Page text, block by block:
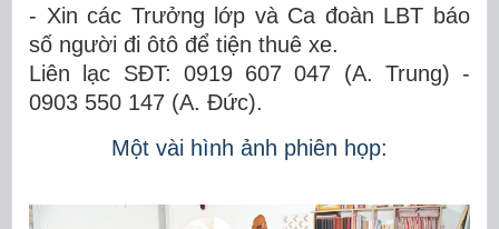
- Xin các Trưởng lớp và Ca đoàn LBT báo
số người đi ôtô để tiện thuê xe.
Liên lạc SĐT: 0919 607 047 (A. Trung) -
0903 550 147 (A. Đức).
Một vài hình ảnh phiên họp: